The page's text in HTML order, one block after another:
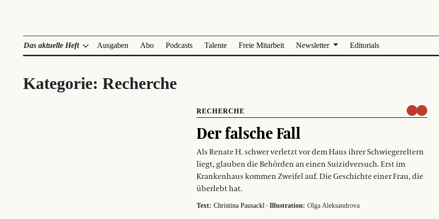
Das aktuelle Heft Ausgaben Abo Podcasts Talente Freie Mitarbeit Newsletter Editorials
Kategorie: Recherche
RECHERCHE
Der falsche Fall
Als Renate H. schwer verletzt vor dem Haus ihrer Schwiegereltern
liegt, glauben die Behörden an einen Suizidversuch. Erst im
Krankenhaus kommen Zweifel auf. Die Geschichte einer Frau, die
überlebt hat.
Text: Christina Pausackl· Illustration: Olga Aleksandrova